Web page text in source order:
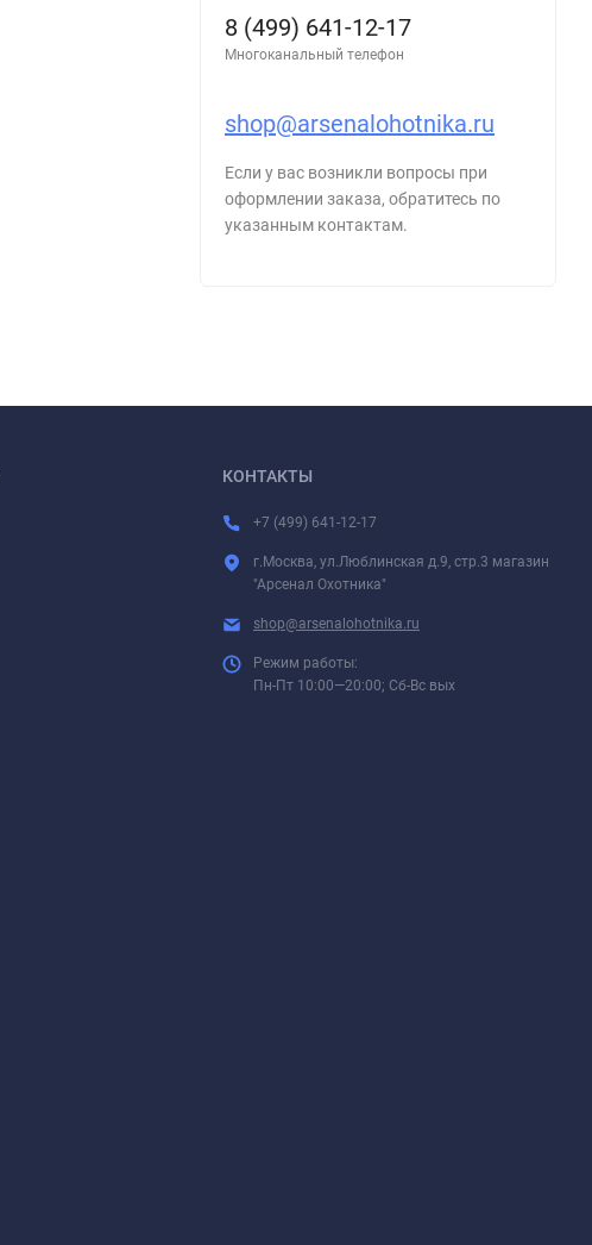
8 (499) 641-12-17
Многоканальный телефон
shop@arsenalohotnika.ru
Если у вас возникли вопросы при
оформлении заказа, обратитесь по
указанным контактам.
КОНТАКТЫ
+7 (499) 641-12-17
г.Москва, ул.Люблинская д.9, стр.3 магазин
"Арсенал Охотника"
shop@arsenalohotnika.ru
Режим работы:
Пн-Пт 10:00—20:00; Сб-Вс вых